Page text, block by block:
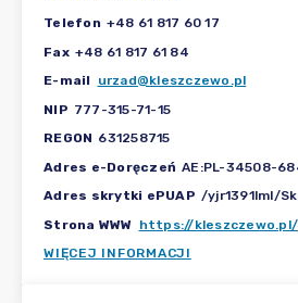
Telefon +48 61 817 60 17
Fax +48 61 817 61 84
E-mail
urzad@kleszczewo.pl
NIP 777-315-71-15
REGON 631258715
Adres e-Doręczeń AE:PL-34508-
Adres skrytki ePUAP /yjr1391lml/
Strona WWW https://kleszczewo.pl/
WIĘCEJ INFORMACJI